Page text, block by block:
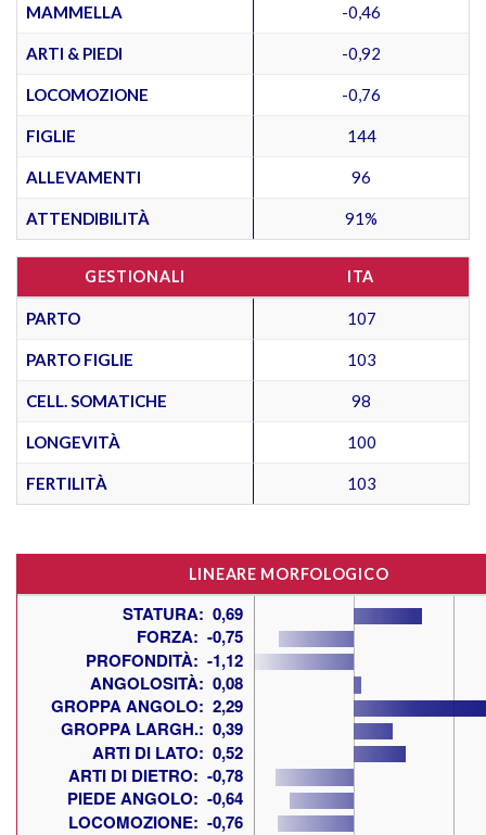
MAMMELLA -0,46
ARTI & PIEDI -0,92
LOCOMOZIONE -0,76
FIGLIE 144
ALLEVAMENTI 96
ATTENDIBILITÀ 91%
GESTIONALI ITA
PARTO 107
PARTO FIGLIE 103
CELL. SOMATICHE 98
LONGEVITÀ 100
FERTILITÀ 103
LINEARE MORFOLOGICO